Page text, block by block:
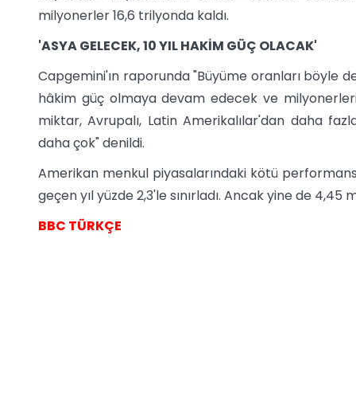
milyonerler 16,6 trilyonda kaldı.
'ASYA GELECEK, 10 YIL HAKİM GÜÇ OLACAK'
Capgemini'ın raporunda "Büyüme oranları böyle
hâkim güç olmaya devam edecek ve
miktar, Avrupalı, Latin Amerikalılar'dan daha
daha çok" denildi.
Amerikan menkul piyasalarındaki kötü
geçen yıl yüzde 2,3'le sınırladı. Ancak yine de
BBC TÜRKÇE